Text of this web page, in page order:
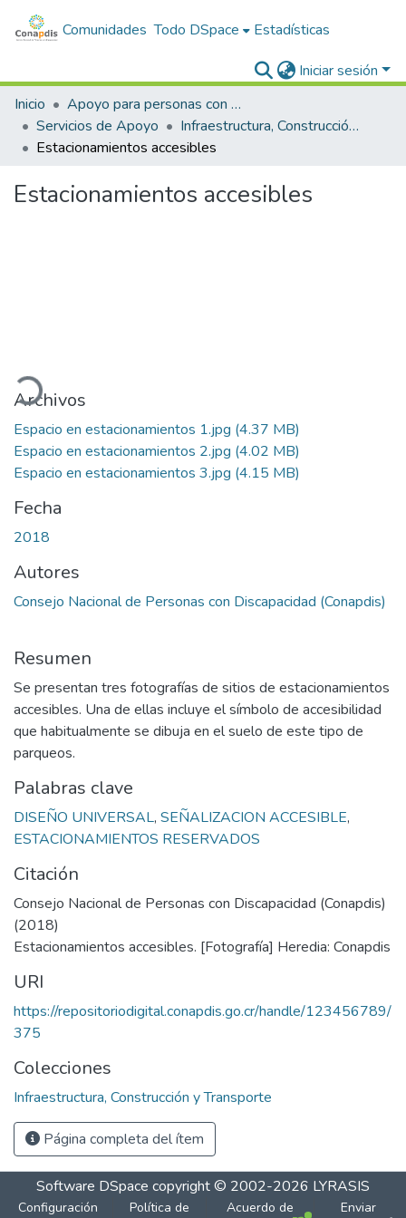
Comunidades Todo DSpace Estadísticas
Iniciar sesión
Inicio
Apoyo para personas con discapacidad
Servicios de Apoyo
Infraestructura, Construcción y Transporte
Estacionamientos accesibles
Estacionamientos accesibles
Archivos
Espacio en estacionamientos 1.jpg (4.37 MB)
Espacio en estacionamientos 2.jpg (4.02 MB)
Espacio en estacionamientos 3.jpg (4.15 MB)
Fecha
2018
Autores
Consejo Nacional de Personas con Discapacidad (Conapdis)
Resumen
Se presentan tres fotografías de sitios de estacionamientos
accesibles. Una de ellas incluye el símbolo de accesibilidad
que habitualmente se dibuja en el suelo de este tipo de
parqueos.
Palabras clave
DISEÑO UNIVERSAL, SEÑALIZACION ACCESIBLE,
ESTACIONAMIENTOS RESERVADOS
Citación
Consejo Nacional de Personas con Discapacidad (Conapdis)
(2018)
Estacionamientos accesibles. [Fotografía] Heredia: Conapdis
URI
https://repositoriodigital.conapdis.go.cr/handle/123456789/
375
Colecciones
Infraestructura, Construcción y Transporte
Página completa del ítem
Software DSpace copyright © 2002-2026 LYRASIS
Configuración Política de Acuerdo de Enviar